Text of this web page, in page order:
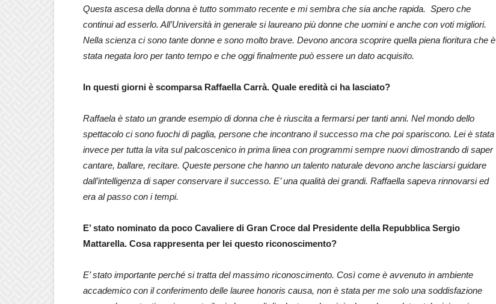
Questa ascesa della donna è tutto sommato recente e mi sembra che sia anche rapida. Spero che
continui ad esserlo. All’Università in generale si laureano più donne che uomini e anche con voti migliori.
Nella scienza ci sono tante donne e sono molto brave. Devono ancora scoprire quella piena fioritura che è
stata negata loro per tanto tempo e che oggi finalmente può essere un dato acquisito.
In questi giorni è scomparsa Raffaella Carrà. Quale eredità ci ha lasciato?
Raffaela è stato un grande esempio di donna che è riuscita a fermarsi per tanti anni. Nel mondo dello
spettacolo ci sono fuochi di paglia, persone che incontrano il successo ma che poi spariscono. Lei è stata
invece per tutta la vita sul palcoscenico in prima linea con programmi sempre nuovi dimostrando di saper
cantare, ballare, recitare. Queste persone che hanno un talento naturale devono anche lasciarsi guidare
dall’intelligenza di saper conservare il successo. E’ una qualità dei grandi. Raffaella sapeva rinnovarsi ed
era al passo con i tempi.
E’ stato nominato da poco Cavaliere di Gran Croce dal Presidente della Repubblica Sergio
Mattarella. Cosa rappresenta per lei questo riconoscimento?
E’ stato importante perché si tratta del massimo riconoscimento. Così come è avvenuto in ambiente
accademico con il conferimento delle lauree honoris causa, non è stata per me solo una soddisfazione